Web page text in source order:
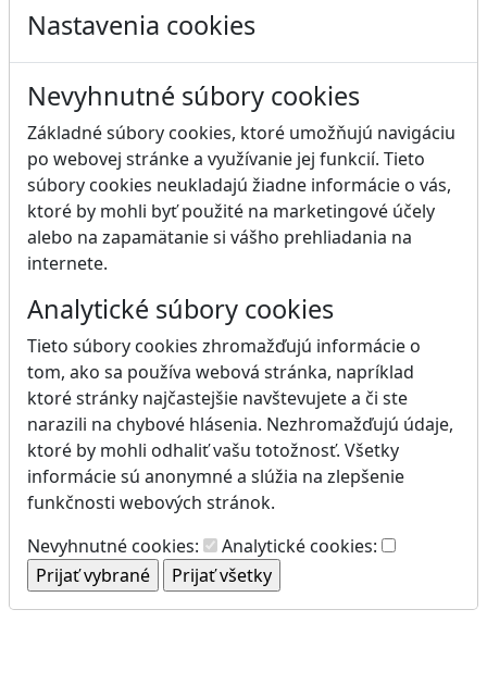
Nastavenia cookies
Nevyhnutné súbory cookies
Základné súbory cookies, ktoré umožňujú navigáciu
po webovej stránke a využívanie jej funkcií. Tieto
súbory cookies neukladajú žiadne informácie o vás,
ktoré by mohli byť použité na marketingové účely
alebo na zapamätanie si vášho prehliadania na
internete.
Analytické súbory cookies
Tieto súbory cookies zhromažďujú informácie o
tom, ako sa používa webová stránka, napríklad
ktoré stránky najčastejšie navštevujete a či ste
narazili na chybové hlásenia. Nezhromažďujú údaje,
ktoré by mohli odhaliť vašu totožnosť. Všetky
informácie sú anonymné a slúžia na zlepšenie
funkčnosti webových stránok.
Nevyhnutné cookies:
Analytické cookies: